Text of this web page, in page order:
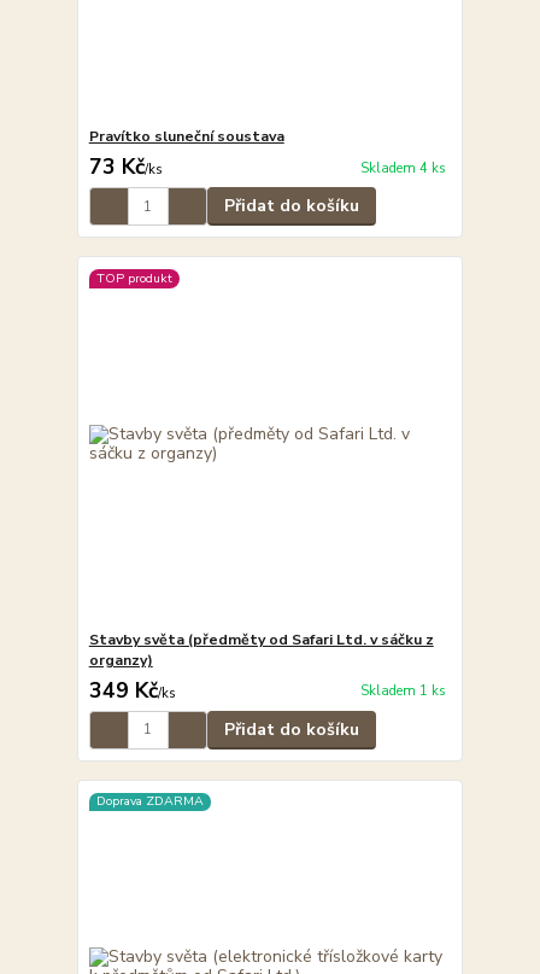
Pravítko sluneční soustava
73 Kč/ks Skladem 4 ks
Přidat do košíku
TOP produkt
Stavby světa (předměty od Safari Ltd. v sáčku z
organzy)
349 Kč/ks Skladem 1 ks
Přidat do košíku
Doprava ZDARMA